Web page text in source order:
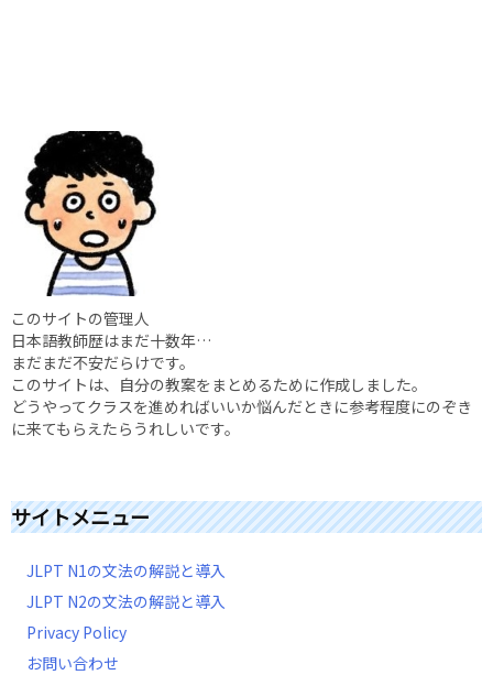
このサイトの管理人
日本語教師歴はまだ十数年…
まだまだ不安だらけです。
このサイトは、自分の教案をまとめるために作成しました。
どうやってクラスを進めればいいか悩んだときに参考程度にのぞき
に来てもらえたらうれしいです。
サイトメニュー
JLPT N1の文法の解説と導入
JLPT N2の文法の解説と導入
Privacy Policy
お問い合わせ